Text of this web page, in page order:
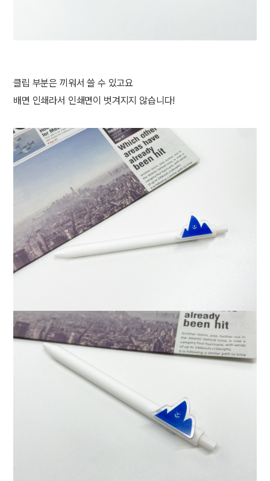
클립 부분은 끼워서 쓸 수 있고요
배면 인쇄라서 인쇄면이 벗겨지지 않습니다!